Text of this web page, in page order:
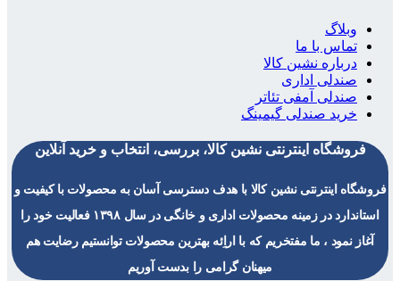
وبلاگ
تماس با ما
درباره نشین کالا
صندلی اداری
صندلی آمفی تئاتر
خرید صندلی گیمینگ
فروشگاه اینترنتی نشین کالا، بررسی، انتخاب و خرید آنلاین
فروشگاه اینترنتی نشین کالا با هدف دسترسی آسان به محصولات با کیفیت و
استاندارد در زمینه محصولات اداری و خانگی در سال ۱۳۹۸ فعالیت خود را
آغاز نمود ، ما مفتخریم که با اراِئه بهترین محصولات توانستیم رضایت هم
میهنان گرامی را بدست آوریم